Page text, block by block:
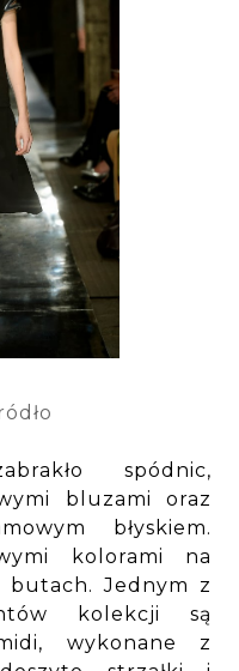
spódnic,
bluzami oraz
błyskiem.
kolorami na
butach. Jednym z
kolekcji są
wykonane z